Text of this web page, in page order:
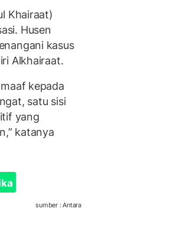
Khairaat)
Husen
kasus
Alkhairaat.
kepada
satu sisi
yang
katanya
sumber : Antara